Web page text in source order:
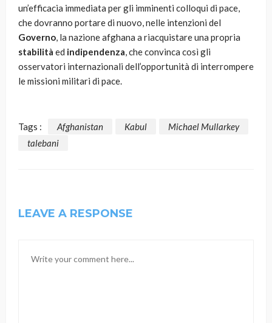
un’efficacia immediata per gli imminenti colloqui di pace,
che dovranno portare di nuovo, nelle intenzioni del
Governo, la nazione afghana a riacquistare una propria
stabilità ed indipendenza, che convinca così gli
osservatori internazionali dell’opportunità di interrompere
le missioni militari di pace.
Tags : Afghanistan Kabul
Michael Mullarkey
talebani
LEAVE A RESPONSE